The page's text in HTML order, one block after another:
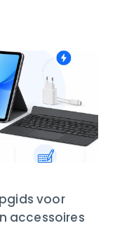
voor
accessoires